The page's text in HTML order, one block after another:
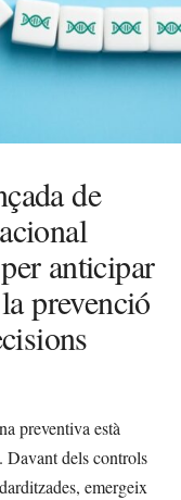
de
anticipar
prevenció
preventiva està
Davant dels controls
emergeix